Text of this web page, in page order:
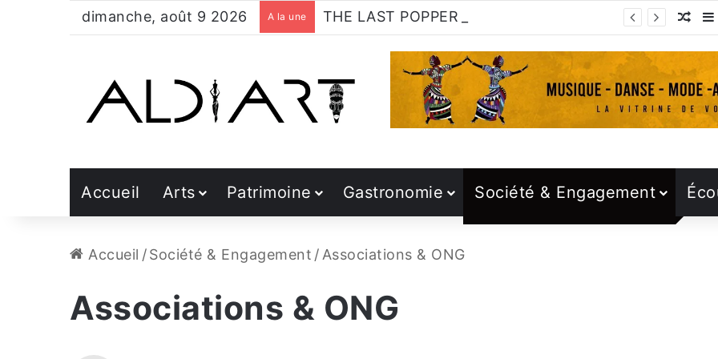
dimanche, août 9 2026 A la une
Accueil Arts Patrimoine Gastronomie Société & Engagement
Accueil /Société & Engagement /Associations & ONG
Associations & ONG